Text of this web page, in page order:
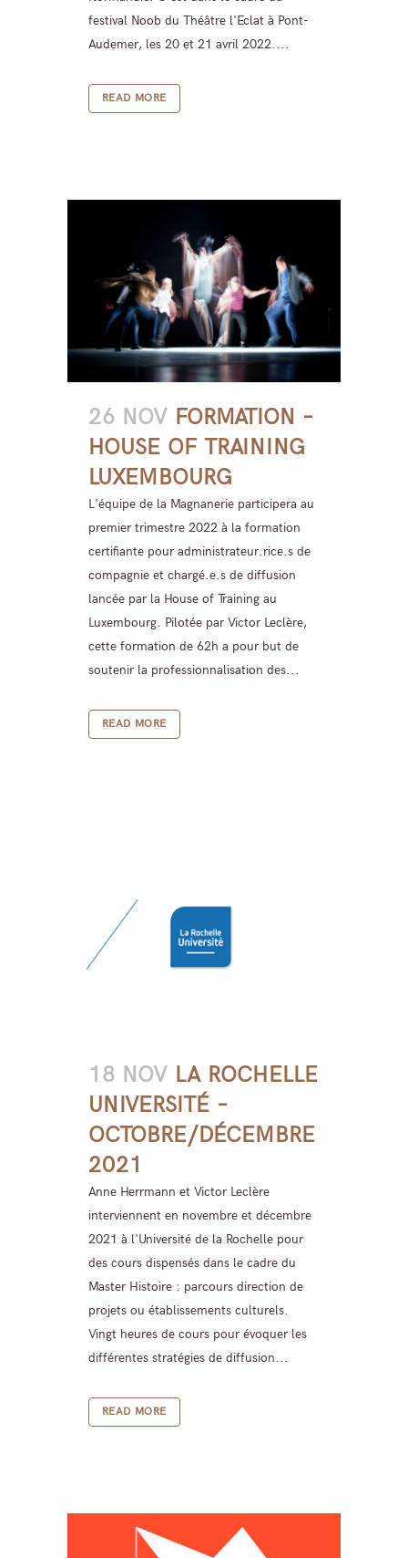
festival Noob du Théâtre l'Eclat à Pont-
Audemer, les 20 et 21 avril 2022....
READ MORE
26 NOV FORMATION –
HOUSE OF TRAINING
LUXEMBOURG
L'équipe de la Magnanerie participera au
premier trimestre 2022 à la formation
certifiante pour administrateur.rice.s de
compagnie et chargé.e.s de diffusion
lancée par la House of Training au
Luxembourg. Pilotée par Victor Leclère,
cette formation de 62h a pour but de
soutenir la professionnalisation des...
READ MORE
18 NOV LA ROCHELLE
UNIVERSITÉ –
OCTOBRE/DÉCEMBRE
2021
Anne Herrmann et Victor Leclère
interviennent en novembre et décembre
2021 à l'Université de la Rochelle pour
des cours dispensés dans le cadre du
Master Histoire : parcours direction de
projets ou établissements culturels.
Vingt heures de cours pour évoquer les
différentes stratégies de diffusion...
READ MORE